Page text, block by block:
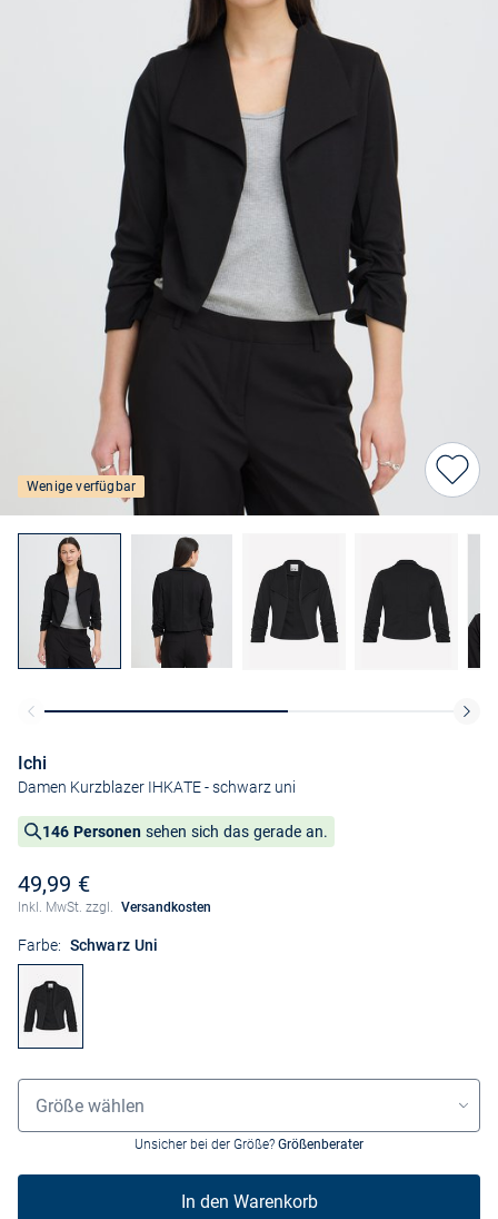
Wenige verfügbar
Ichi
Damen Kurzblazer IHKATE- schwarz uni
146 Personen sehen sich das gerade an.
49,99 €
Inkl. MwSt. zzgl. Versandkosten
Farbe: Schwarz Uni
Größenauswahl
Größe wählen
Unsicher bei der Größe? Größenberater
In den Warenkorb